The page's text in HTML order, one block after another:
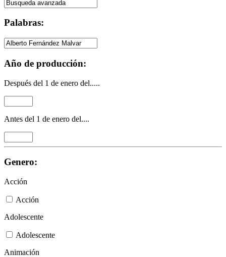
Palabras:
Año de producción:
Después del 1 de enero del.....
Antes del 1 de enero del....
Genero:
Acción
Acción
Adolescente
Adolescente
Animación